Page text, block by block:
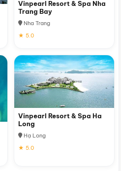
Vinpearl Resort & Spa Nha
Trang Bay
Nha Trang
★ 5.0
Vinpearl Resort & Spa Ha
Long
Hạ Long
★ 5.0